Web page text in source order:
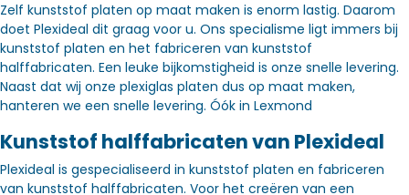
Zelf kunststof platen op maat maken is enorm lastig. Daarom
doet Plexideal dit graag voor u. Ons specialisme ligt immers bij
kunststof platen en het fabriceren van kunststof
halffabricaten. Een leuke bijkomstigheid is onze snelle levering.
Naast dat wij onze plexiglas platen dus op maat maken,
hanteren we een snelle levering. Óók in Lexmond
Kunststof halffabricaten van Plexideal
Plexideal is gespecialiseerd in kunststof platen en fabriceren
van kunststof halffabricaten. Voor het creëren van een